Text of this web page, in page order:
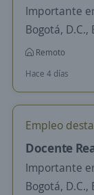
Importante
Bogotá, D.C.,
Remoto
Hace 4 días
Empleo
Docente
Importante
Bogotá, D.C.,